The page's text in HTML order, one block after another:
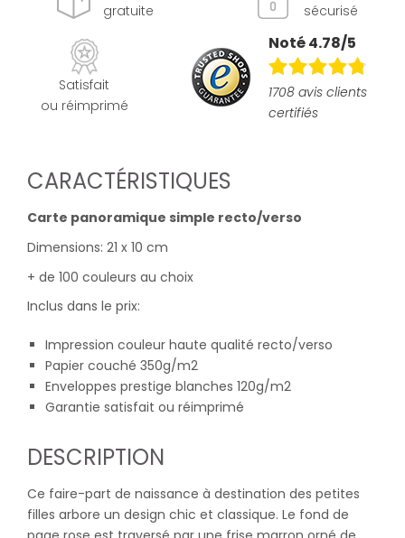
gratuite
sécurisé
Satisfait
ou réimprimé
Noté 4.78/5
1708 avis clients
certifiés
CARACTÉRISTIQUES
Carte panoramique simple recto/verso
Dimensions: 21 x 10 cm
+ de 100 couleurs au choix
Inclus dans le prix:
Impression couleur haute qualité recto/verso
Papier couché 350g/m2
Enveloppes prestige blanches 120g/m2
Garantie satisfait ou réimprimé
DESCRIPTION
Ce faire-part de naissance à destination des petites
filles arbore un design chic et classique. Le fond de